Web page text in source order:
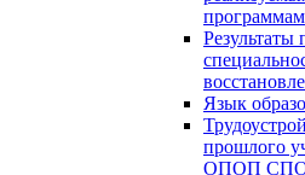
программам
Язык
прошлого
ОПОП СПО